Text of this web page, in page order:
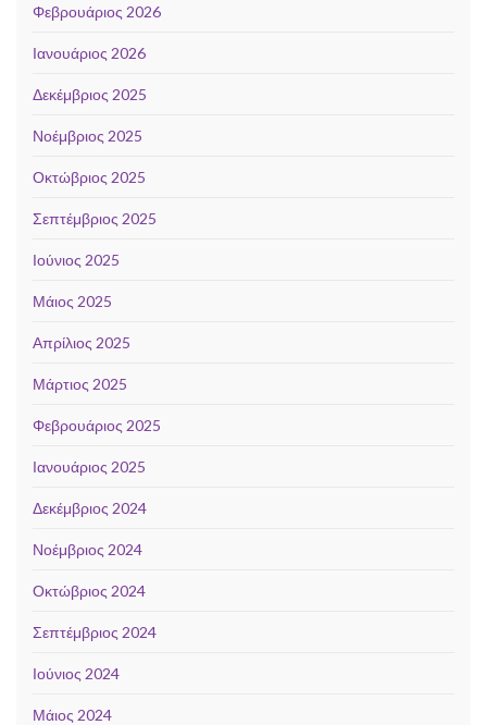
Φεβρουάριος 2026
Ιανουάριος 2026
Δεκέμβριος 2025
Νοέμβριος 2025
Οκτώβριος 2025
Σεπτέμβριος 2025
Ιούνιος 2025
Μάιος 2025
Απρίλιος 2025
Μάρτιος 2025
Φεβρουάριος 2025
Ιανουάριος 2025
Δεκέμβριος 2024
Νοέμβριος 2024
Οκτώβριος 2024
Σεπτέμβριος 2024
Ιούνιος 2024
Μάιος 2024